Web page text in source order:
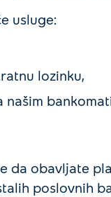
usluge:
lozinku,
da obavljate
poslovnih